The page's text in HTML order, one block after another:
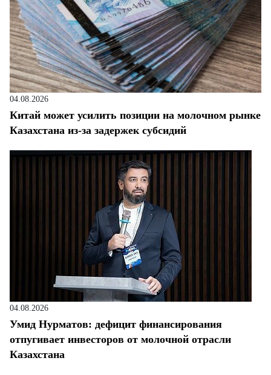
04.08.2026
Китай может усилить позиции на молочном рынке
Казахстана из-за задержек субсидий
04.08.2026
Умид Нурматов: дефицит финансирования
отпугивает инвесторов от молочной отрасли
Казахстана